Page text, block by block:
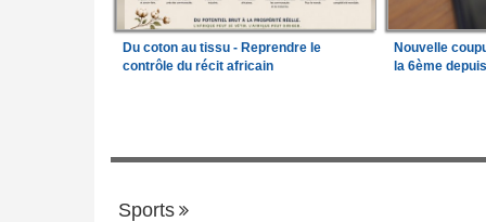
Du coton au tissu - Reprendre le
contrôle du récit africain
Nouvelle
la 6ème
Sports